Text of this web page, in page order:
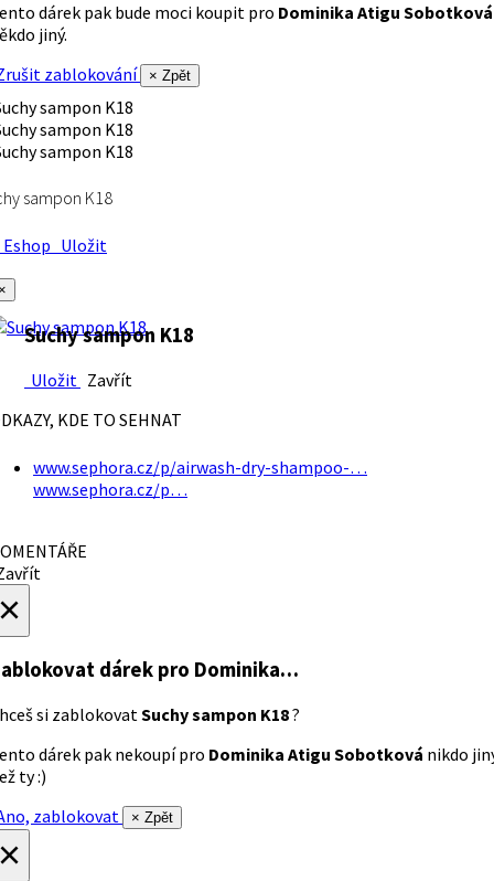
dárek pak bude moci koupit pro Dominika Atigu Sobotková
jiný.
zablokování
× Zpět
sampon K18
Uložit
Suchy sampon K18
Uložit Zavřít
KDE TO SEHNAT
www.sephora.cz/p/airwash-dry-shampoo-…
www.sephora.cz/p…
dárek pro Dominika…
si zablokovatSuchy sampon K18?
dárek pak nekoupí pro Dominika Atigu Sobotková nikdo
ty :)
zablokovat
× Zpět